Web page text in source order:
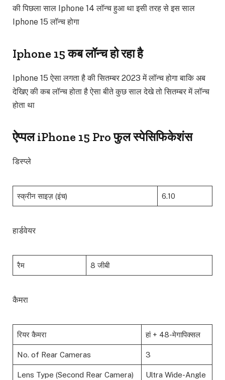
की पिछला साल Iphone 14 लॉन्च हुआ था इसी तरह से इस साल
Iphone 15 लॉन्च होगा
Iphone 15 कब लॉन्च हो रहा है
Iphone 15 ऐसा लगता है की सितम्बर 2023 में लॉन्च होगा बाकि अब
देखिए की कब लॉन्च होता है ऐसा बीते कुछ साल देखे तो सितम्बर में लॉन्च
होता था
ऐप्पल iPhone 15 Pro फुल स्पेसिफिकेशंस
डिस्प्ले
स्क्रीन साइज़ (इंच) 6.10
हार्डवेयर
रैम 8 जीबी
कैमरा
रियर कैमरा हां + 48-मेगापिक्सल
No. of Rear Cameras 3
Lens Type (Second Rear Camera) Ultra Wide-Angle